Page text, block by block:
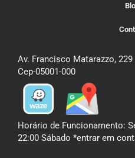
Av. Francisco Matarazzo,
Cep-05001-000
Horário de Funcionamento:
22:00 Sábado *entrar em